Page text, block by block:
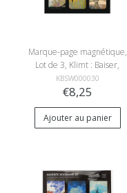
Marque-page magnétique,
Lot de 3, Klimt : Baiser,
Arbre, Serpents
KBSW000030
€8,25
Ajouter au panier